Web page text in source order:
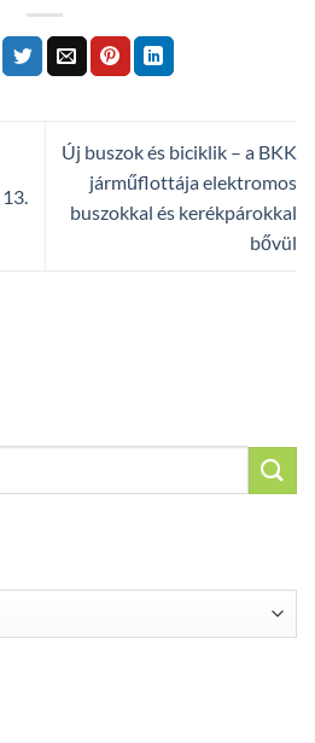
Új buszok és biciklik – a BKK
járműflottája elektromos
buszokkal és kerékpárokkal
bővül